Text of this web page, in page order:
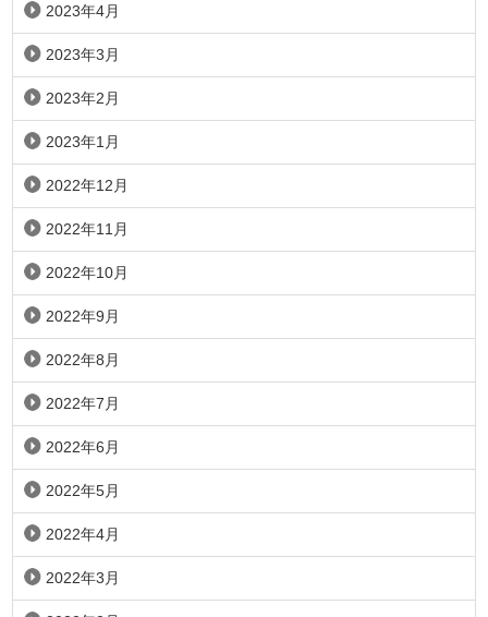
2023年4月
2023年3月
2023年2月
2023年1月
2022年12月
2022年11月
2022年10月
2022年9月
2022年8月
2022年7月
2022年6月
2022年5月
2022年4月
2022年3月